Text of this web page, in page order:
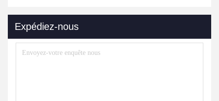
Expédiez-nous